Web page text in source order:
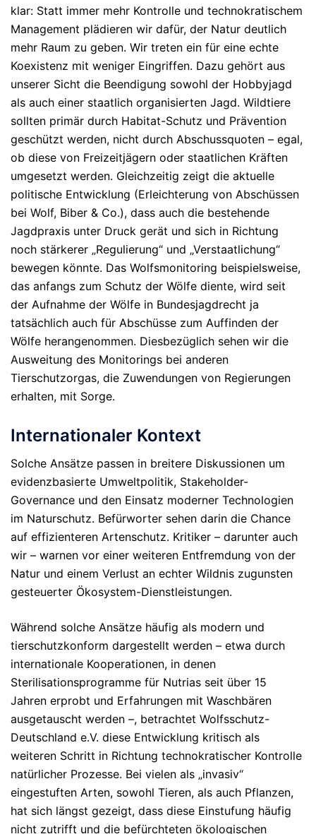
klar: Statt immer mehr Kontrolle und technokratischem
Management plädieren wir dafür, der Natur deutlich
mehr Raum zu geben. Wir treten ein für eine echte
Koexistenz mit weniger Eingriffen. Dazu gehört aus
unserer Sicht die Beendigung sowohl der Hobbyjagd
als auch einer staatlich organisierten Jagd. Wildtiere
sollten primär durch Habitat-Schutz und Prävention
geschützt werden, nicht durch Abschussquoten – egal,
ob diese von Freizeitjägern oder staatlichen Kräften
umgesetzt werden. Gleichzeitig zeigt die aktuelle
politische Entwicklung (Erleichterung von Abschüssen
bei Wolf, Biber & Co.), dass auch die bestehende
Jagdpraxis unter Druck gerät und sich in Richtung
noch stärkerer „Regulierung“ und „Verstaatlichung“
bewegen könnte. Das Wolfsmonitoring beispielsweise,
das anfangs zum Schutz der Wölfe diente, wird seit
der Aufnahme der Wölfe in Bundesjagdrecht ja
tatsächlich auch für Abschüsse zum Auffinden der
Wölfe herangenommen. Diesbezüglich sehen wir die
Ausweitung des Monitorings bei anderen
Tierschutzorgas, die Zuwendungen von Regierungen
erhalten, mit Sorge.
Internationaler Kontext
Solche Ansätze passen in breitere Diskussionen um
evidenzbasierte Umweltpolitik, Stakeholder-
Governance und den Einsatz moderner Technologien
im Naturschutz. Befürworter sehen darin die Chance
auf effizienteren Artenschutz. Kritiker – darunter auch
wir – warnen vor einer weiteren Entfremdung von der
Natur und einem Verlust an echter Wildnis zugunsten
gesteuerter Ökosystem-Dienstleistungen.
Während solche Ansätze häufig als modern und
tierschutzkonform dargestellt werden – etwa durch
internationale Kooperationen, in denen
Sterilisationsprogramme für Nutrias seit über 15
Jahren erprobt und Erfahrungen mit Waschbären
ausgetauscht werden –, betrachtet Wolfsschutz-
Deutschland e.V. diese Entwicklung kritisch als
weiteren Schritt in Richtung technokratischer Kontrolle
natürlicher Prozesse. Bei vielen als „invasiv“
eingestuften Arten, sowohl Tieren, als auch Pflanzen,
hat sich längst gezeigt, dass diese Einstufung häufig
nicht zutrifft und die befürchteten ökologischen